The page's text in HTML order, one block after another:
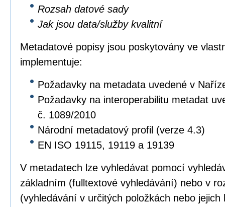
Rozsah datové sady
Jak jsou data/služby kvalitní
Metadatové popisy jsou poskytovány ve
implementuje:
Požadavky na metadata uvedené v
Požadavky na interoperabilitu metadat
č. 1089/2010
Národní metadatový profil (verze 4.3)
EN ISO 19115, 19119 a 19139
V metadatech lze vyhledávat pomocí
základním (fulltextové vyhledávání) nebo v
(vyhledávání v určitých položkách nebo jejich